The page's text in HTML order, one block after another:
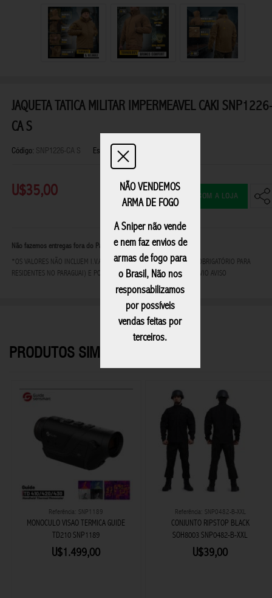
NÃO VENDEMOS
ARMA DE FOGO
A Sniper não vende
e nem faz envios de
armas de fogo para
o Brasil, Não nos
responsabilizamos
por possíveis
vendas feitas por
terceiros.
JAQUETA TATICA MILITAR IMPERMEAVEL CAKI
CA S
Código: SNP1226-CA S Estoque:Indisponível
U$35,00 FALAR COM A LOJA
Não fazemos entregas fora do Paraguai
*OS VALORES NÃO INCLUEM I.V.A - IMPOSTO AO VALOR AGREGADO (OBRIGATÓRIO PARA
RESIDENTES NO PARAGUAI) E PODEM SOFRER ALTERAÇÕES SEM PRÉVIO AVISO
PRODUTOS SIMILARES
Referência: SNP1189
MONOCULO VISAO TERMICA GUIDE
TD210 SNP1189
U$1.499,00
Referência: SNP0482-B-XXL
CONJUNTO RIPSTOP BLACK
SOH8003 SNP0482-B-XXL
U$39,00